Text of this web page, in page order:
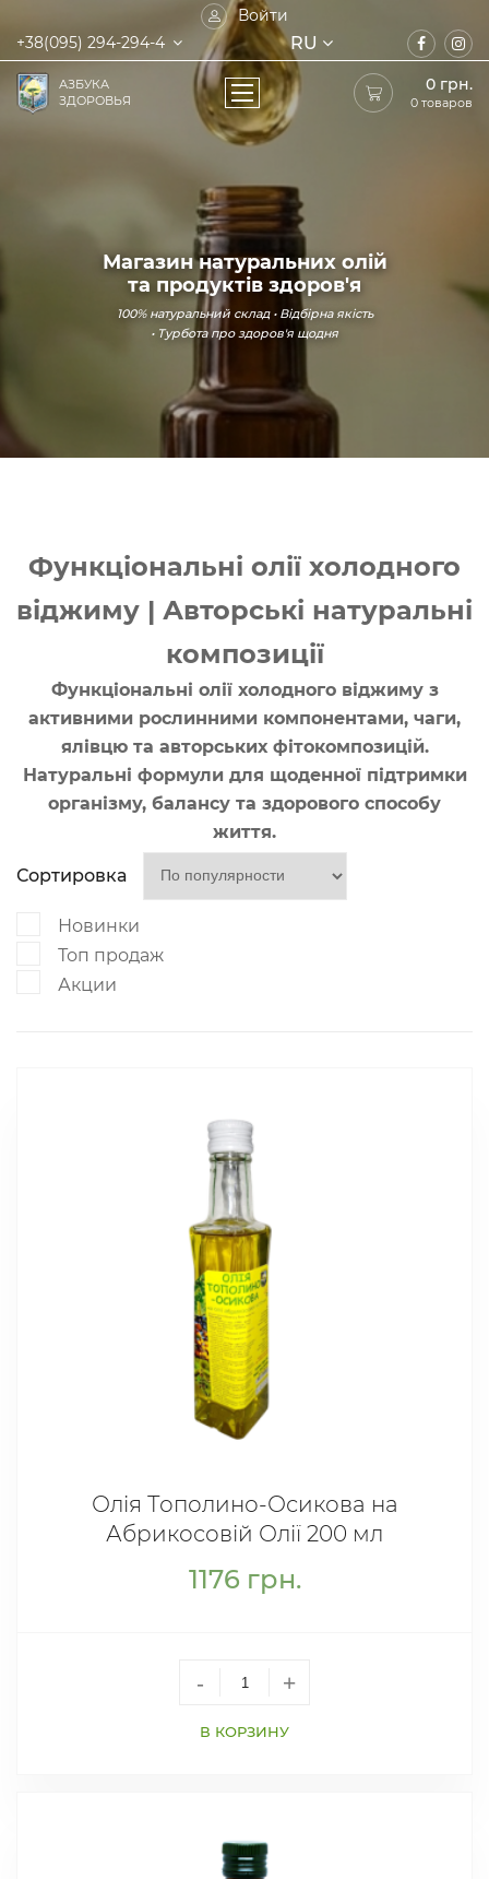
Войти
+38(095) 294-294-4
RU
АЗБУКА
ЗДОРОВЬЯ
0 грн.
0 товаров
Магазин натуральних олій
та продуктів здоров'я
100% натуральний склад • Відбірна якість
• Турбота про здоров'я щодня
Функціональні олії холодного
віджиму | Авторські натуральні
композиції
Функціональні олії холодного віджиму з
активними рослинними компонентами, чаги,
ялівцю та авторських фітокомпозицій.
Натуральні формули для щоденної підтримки
організму, балансу та здорового способу
життя.
Новинки
Топ продаж
Акции
Сортировка
Олія Тополино-Осикова на
Абрикосовій Олії 200 мл
1176 грн.
- +
В КОРЗИНУ